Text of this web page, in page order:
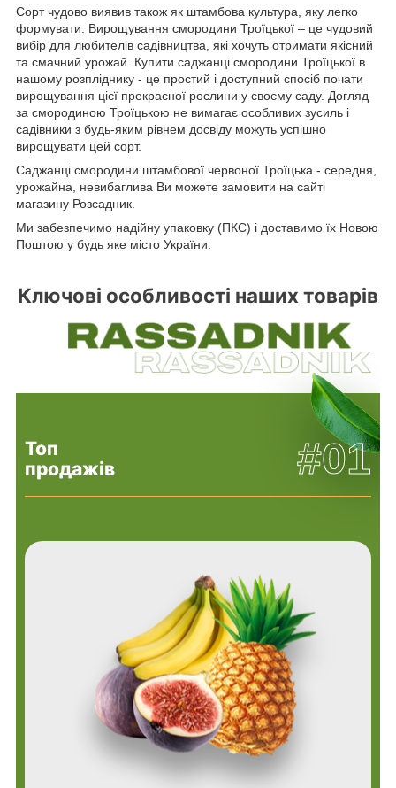
Сорт чудово виявив також як штамбова культура, яку легко
формувати. Вирощування смородини Троїцької – це чудовий
вибір для любителів садівництва, які хочуть отримати якісний
та смачний урожай. Купити саджанці смородини Троїцької в
нашому розпліднику - це простий і доступний спосіб почати
вирощування цієї прекрасної рослини у своєму саду. Догляд
за смородиною Троїцькою не вимагає особливих зусиль і
садівники з будь-яким рівнем досвіду можуть успішно
вирощувати цей сорт.
Саджанці смородини штамбової червоної Троїцька - середня,
урожайна, невибаглива Ви можете замовити на сайті
магазину Розсадник.
Ми забезпечимо надійну упаковку (ПКС) і доставимо їх Новою
Поштою у будь яке місто України.
Ключові особливості наших товарів
Топ
продажів
#01